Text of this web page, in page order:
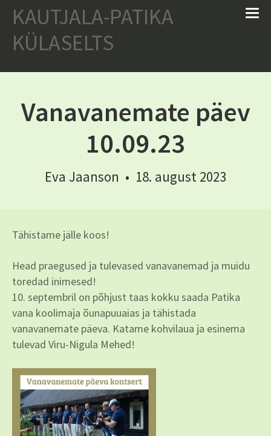
KAUTJALA-PATIKA
KÜLASELTS
Vanavanemate päev
10.09.23
Eva Jaanson • 18. august 2023
Tähistame jälle koos!
Head praegused ja tulevased vanavanemad ja muidu
toredad inimesed!
10. septembril on põhjust taas kokku saada Patika
vana koolimaja õunapuuaias ja tähistada
vanavanemate päeva. Katame kohvilaua ja esinema
tulevad Viru-Nigula Mehed!